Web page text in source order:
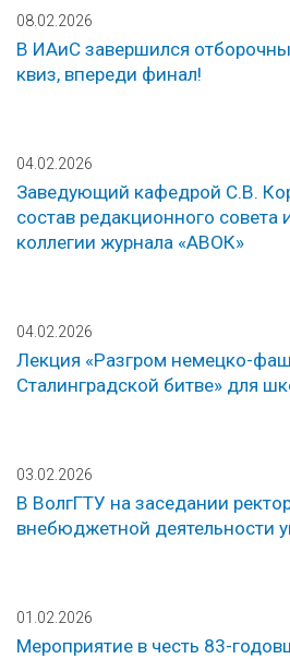
08.02.2026
В ИАиС завершился
квиз, впереди финал!
04.02.2026
Заведующий кафедрой С.В.
состав редакционного совета
коллегии журнала «АВОК»
04.02.2026
Лекция «Разгром немецко-
Сталинградской битве» для
03.02.2026
В ВолгГТУ на заседании
внебюджетной деятельности
01.02.2026
Мероприятие в честь 83-